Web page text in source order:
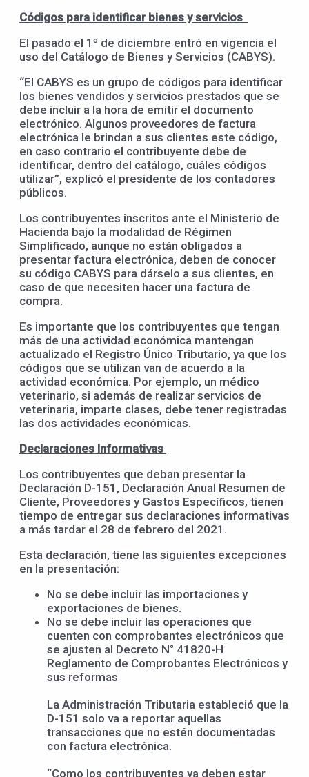
Códigos para identificar bienes y servicios
El pasado el 1º de diciembre entró en vigencia el
uso del Catálogo de Bienes y Servicios (CABYS).
“El CABYS es un grupo de códigos para identificar
los bienes vendidos y servicios prestados que se
debe incluir a la hora de emitir el documento
electrónico. Algunos proveedores de factura
electrónica le brindan a sus clientes este código,
en caso contrario el contribuyente debe de
identificar, dentro del catálogo, cuáles códigos
utilizar”, explicó el presidente de los contadores
públicos.
Los contribuyentes inscritos ante el Ministerio de
Hacienda bajo la modalidad de Régimen
Simplificado, aunque no están obligados a
presentar factura electrónica, deben de conocer
su código CABYS para dárselo a sus clientes, en
caso de que necesiten hacer una factura de
compra.
Es importante que los contribuyentes que tengan
más de una actividad económica mantengan
actualizado el Registro Único Tributario, ya que los
códigos que se utilizan van de acuerdo a la
actividad económica. Por ejemplo, un médico
veterinario, si además de realizar servicios de
veterinaria, imparte clases, debe tener registradas
las dos actividades económicas.
Declaraciones Informativas
Los contribuyentes que deban presentar la
Declaración D-151, Declaración Anual Resumen de
Cliente, Proveedores y Gastos Específicos, tienen
tiempo de entregar sus declaraciones informativas
a más tardar el 28 de febrero del 2021.
Esta declaración, tiene las siguientes excepciones
en la presentación:
No se debe incluir las importaciones y
exportaciones de bienes.
No se debe incluir las operaciones que
cuenten con comprobantes electrónicos que
se ajusten al Decreto N° 41820-H
Reglamento de Comprobantes Electrónicos y
sus reformas
La Administración Tributaria estableció que la
D-151 solo va a reportar aquellas
transacciones que no estén documentadas
con factura electrónica.
“Como los contribuyentes ya deben estar